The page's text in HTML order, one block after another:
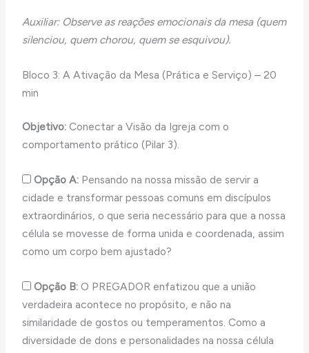
Auxiliar: Observe as reações emocionais da mesa (quem
silenciou, quem chorou, quem se esquivou).
Bloco 3: A Ativação da Mesa (Prática e Serviço) – 20
min
Objetivo: Conectar a Visão da Igreja com o
comportamento prático (Pilar 3).
Opção A: Pensando na nossa missão de servir a
cidade e transformar pessoas comuns em discípulos
extraordinários, o que seria necessário para que a nossa
célula se movesse de forma unida e coordenada, assim
como um corpo bem ajustado?
Opção B: O PREGADOR enfatizou que a união
verdadeira acontece no propósito, e não na
similaridade de gostos ou temperamentos. Como a
diversidade de dons e personalidades na nossa célula